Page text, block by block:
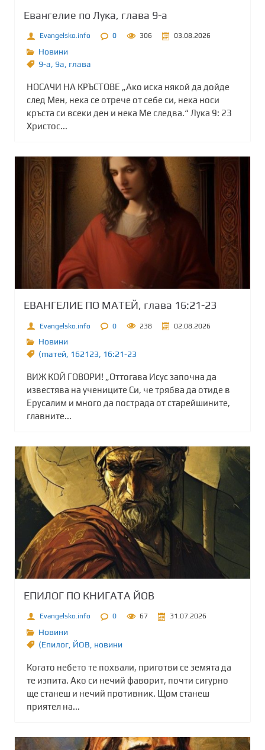
Евангелие по Лука, глава 9-а
Evangelsko.info 0 306 03.08.2026
Новини
9-а 9а глава
НОСАЧИ НА КРЪСТОВЕ „Ако иска някой да дойде
след Мен, нека се отрече от себе си, нека носи
кръста си всеки ден и нека Ме следва.“ Лука 9: 23
Христос...
ЕВАНГЕЛИЕ ПО МАТЕЙ, глава 16:21-23
Evangelsko.info 0 238 02.08.2026
Новини
(maтей 162123 16:21-23
ВИЖ КОЙ ГОВОРИ! „Оттогава Исус започна да
известява на учениците Си, че трябва да отиде в
Ерусалим и много да пострада от старейшините,
главните...
ЕПИЛОГ ПО КНИГАТА ЙОВ
Evangelsko.info 0 67 31.07.2026
Новини
(Епилог ЙОВ новини
Когато небето те похвали, приготви се земята да
те изпита. Ако си нечий фаворит, почти сигурно
ще станеш и нечий противник. Щом станеш
приятел на...